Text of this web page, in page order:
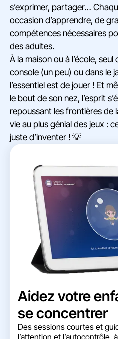
s’exprimer, partager…
occasion d’apprendre, de
compétences nécessaires
des adultes.
À la maison ou à l’école,
console (un peu) ou dans le
l’essentiel est de jouer ! Et
le bout de son nez, l’esprit
repoussant les frontières de
vie au plus génial des jeux :
juste d’inventer ! 💡
Aidez votre
se concentrer
Des sessions courtes et
l’attention et l’autocontrôle,